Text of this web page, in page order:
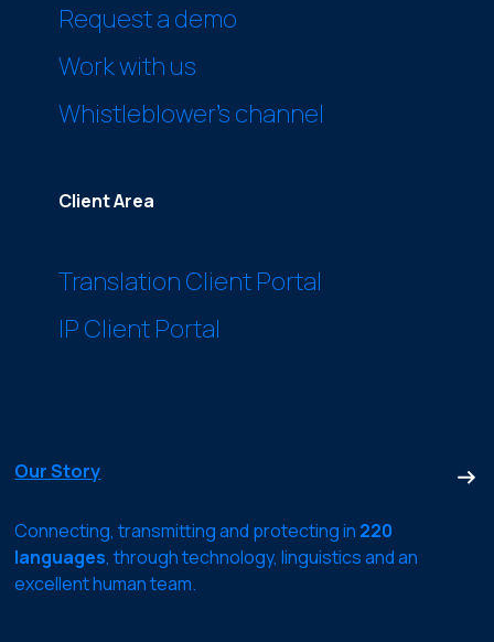
Request a demo
Work with us
Whistleblower’s channel
Client Area
Translation Client Portal
IP Client Portal
Our Story
Connecting, transmitting and protecting in 220
languages, through technology, linguistics and an
excellent human team.